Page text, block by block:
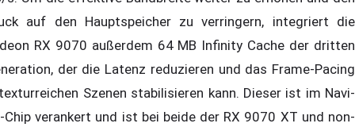
auf den Hauptspeicher zu verringern, integriert die
RX 9070 außerdem 64 MB Infinity Cache der dritten
der die Latenz reduzieren und das Frame-Pacing
Szenen stabilisieren kann. Dieser ist im Navi-
Chip verankert und ist bei beide der RX 9070 XT und non-